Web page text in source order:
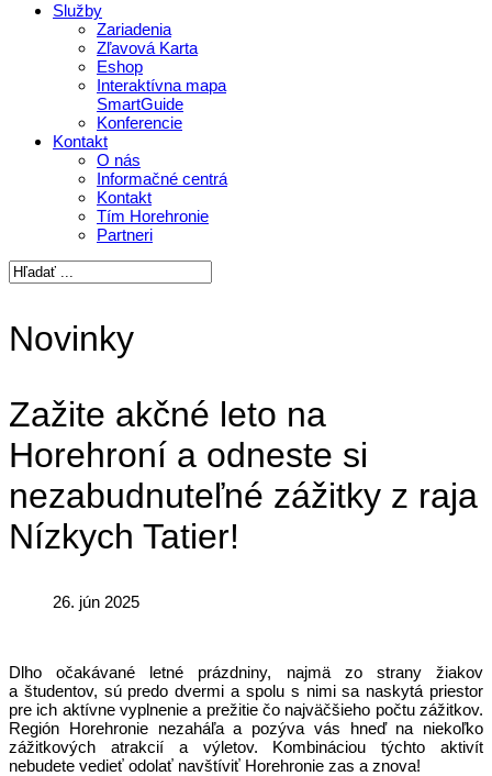
Služby
Zariadenia
Zľavová Karta
Eshop
Interaktívna mapa
SmartGuide
Konferencie
Kontakt
O nás
Informačné centrá
Kontakt
Tím Horehronie
Partneri
Novinky
Zažite akčné leto na
Horehroní a odneste si
nezabudnuteľné zážitky z raja
Nízkych Tatier!
26. jún 2025
Dlho očakávané letné prázdniny, najmä zo strany žiakov
a študentov, sú predo dvermi a spolu s nimi sa naskytá priestor
pre ich aktívne vyplnenie a prežitie čo najväčšieho počtu zážitkov.
Región Horehronie nezaháľa a pozýva vás hneď na niekoľko
zážitkových atrakcií a výletov. Kombináciou týchto aktivít
nebudete vedieť odolať navštíviť Horehronie zas a znova!